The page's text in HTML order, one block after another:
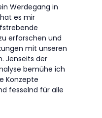
Werdegang in
es mir
erforschen und
mit unseren
Jenseits der
bemühe ich
Konzepte
fesselnd für alle